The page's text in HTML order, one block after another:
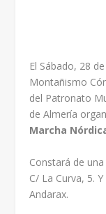
El Sábado, 28
Montañismo
del Patronato
de Almería
Marcha
Constará de
C/ La Curva, 5.
Andarax.